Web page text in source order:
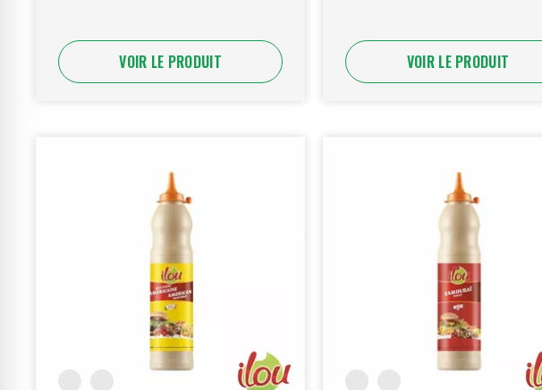
VOIR LE PRODUIT VOIR LE PRODUIT